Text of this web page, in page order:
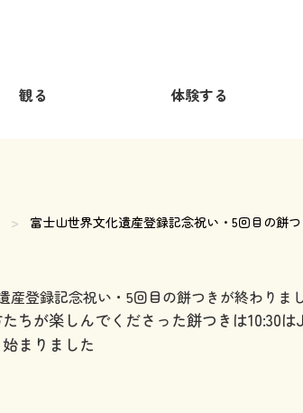
観る 体験する
現在のページ:
富士山世界文化遺産登録記念祝い・5回目の餅つ
産登録記念祝い・5回目の餅つきが終わりまし
ちが楽しんでくださった餅つきは10:30
まりました